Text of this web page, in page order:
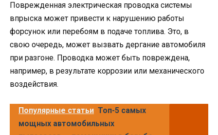
Поврежденная электрическая проводка системы
впрыска может привести к нарушению работы
форсунок или перебоям в подаче топлива. Это, в
свою очередь, может вызвать дергание автомобиля
при разгоне. Проводка может быть повреждена,
например, в результате коррозии или механического
воздействия.
Популярные статьи Топ-5 самых
мощных автомобильных